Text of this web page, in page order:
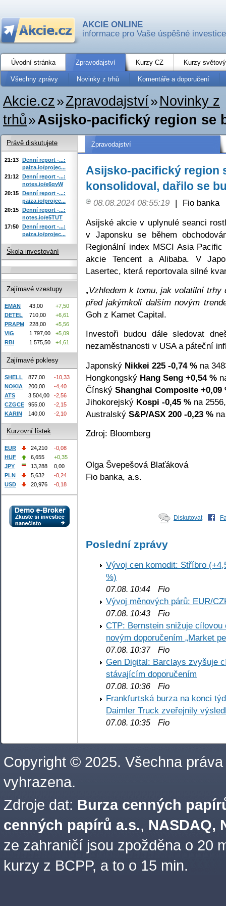
AKCIE ONLINE
informace pro Vaše úspěšné investice
Úvodní stránka Zpravodajství Kurzy CZ Kurzy
Všechny zprávy Novinky z trhů Komentáře a doporučení
Akcie.cz»Zpravodajství» Novinky z
trhů»Asijsko-pacifický region se
Zpravodajství
Asijsko-pacifický region
konsolidoval, dařilo se
08.08.2024 08:55:19 |
Fio banka
Asijské akcie v uplynulé seanci
v Japonsku se během
Regionální index MSCI Asia
akcie Tencent a Alibaba. V
Lasertec, která reportovala silné
„Vzhledem k tomu, jak volatilní
před jakýmkoli dalším novým
Goh z Kamet Capital.
Investoři budou dále sledovat
nezaměstnanosti v USA a páteční
Japonský Nikkei 225 -0,74 % na
Hongkongský Hang Seng +0,54 %
Čínský Shanghai Composite +0,09
Jihokorejský Kospi -0,45 % na
Australský S&P/ASX 200 -0,23 %
Zdroj: Bloomberg
Olga Švepešová Blaťáková
Fio banka, a.s.
Diskutovat
Poslední zprávy
Vývoj cen komodit: Stříbro
%)
07.08. 10:44 Fio
Vývoj měnových párů: EUR/
07.08. 10:43 Fio
CTP: Bernstein snižuje
novým doporučením „Market
07.08. 10:37Fio
Gen Digital: Barclays zvyšuje
stávajícím doporučením
07.08. 10:36 Fio
Frankfurtská burza na konci
Daimler Truck zveřejnily
07.08. 10:35 Fio
Právě diskutujete
21:13 Denní report -...:
paiza.io/projec...
21:12 Denní report -...:
notes.io/e6qyW
20:15 Denní report -...:
paiza.io/projec...
20:15 Denní report -...:
notes.io/e5TUT
17:50 Denní report -...:
paiza.io/projec...
Škola investování
Zajímavé vzestupy
EMAN 43,00
+7,50
DETEL
710,00
+6,61
PRAPM
228,00
+5,56
VIG
1 797,00
+5,09
RBI
1 575,50 +4,61
Zajímavé poklesy
SHELL 877,00
-10,33
NOKIA
200,00
-4,40
ATS
3 504,00
-2,56
CZGCE
955,00
-2,15
KARIN
140,00 -2,10
Kurzovní lístek
EUR 24,210
-0,08
HUF
6,655
+0,35
JPY
13,288
0,00
PLN
5,632
-0,24
USD
20,976 -0,18
Copyright © 2025. Všechna práva
vyhrazena.
Zdroje dat: Burza cenných
cenných papírů a.s., NASDAQ,
ze zahraničí jsou zpožděna o 20
kurzy z BCPP, a to o 15 min.